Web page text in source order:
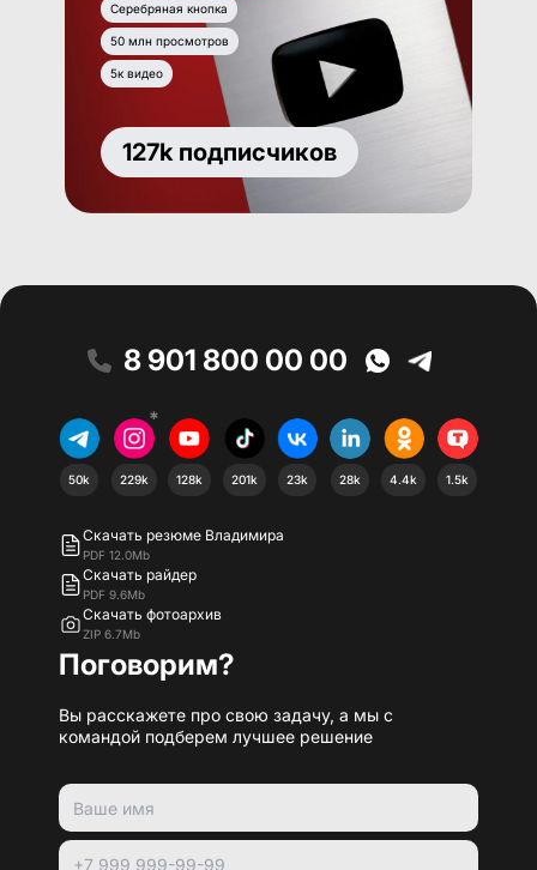
Серебряная кнопка
50 млн просмотров
5к видео
127k подписчиков
8 901 800 00 00
50k
*
229k 128k 201k 23k 28k 4.4k 1.5k
Скачать резюме Владимира
PDF 12.0Mb
Скачать райдер
PDF 9.6Mb
Скачать фотоархив
ZIP 6.7Mb
Поговорим?
Вы расскажете про свою задачу, а мы с
командой подберем лучшее решение